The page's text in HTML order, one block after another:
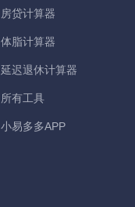
房贷计算器
体脂计算器
延迟退休计算器
所有工具
小易多多APP